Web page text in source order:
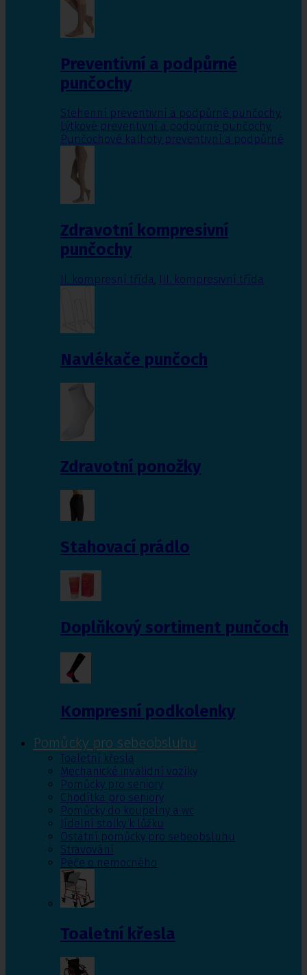
Preventivní a podpůrné
punčochy
Stehenní preventivní a podpůrné punčochy,
Lýtkové preventivní a podpůrné punčochy,
Punčochové kalhoty preventivní a podpůrné
Zdravotní kompresivní
punčochy
II. kompresní třída III. kompresivní třída
Navlékače punčoch
Zdravotní ponožky
Stahovací prádlo
Doplňkový sortiment punčoch
Kompresní podkolenky
Pomůcky pro sebeobsluhu
Toaletní křesla
Mechanické invalidní vozíky
Pomůcky pro seniory
Chodítka pro seniory
Pomůcky do koupelny a wc
Jídelní stolky k lůžku
Ostatní pomůcky pro sebeobsluhu
Stravování
Péče o nemocného
Toaletní křesla